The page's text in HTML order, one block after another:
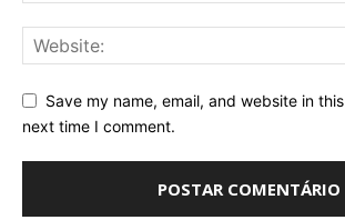
Save my name, email, and website in
next time I comment.